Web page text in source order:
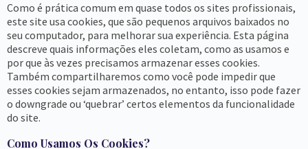
Como é prática comum em quase todos os sites profissionais,
este site usa cookies, que são pequenos arquivos baixados no
seu computador, para melhorar sua experiência. Esta página
descreve quais informações eles coletam, como as usamos e
por que às vezes precisamos armazenar esses cookies.
Também compartilharemos como você pode impedir que
esses cookies sejam armazenados, no entanto, isso pode fazer
o downgrade ou ‘quebrar’ certos elementos da funcionalidade
do site.
Como Usamos Os Cookies?